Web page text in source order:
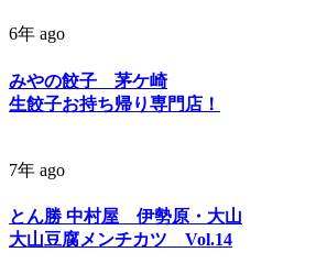
6年 ago
みやの餃子 茅ケ崎
生餃子お持ち帰り専門店！
7年 ago
とん勝 中村屋 伊勢原・大山
大山豆腐メンチカツ Vol.14